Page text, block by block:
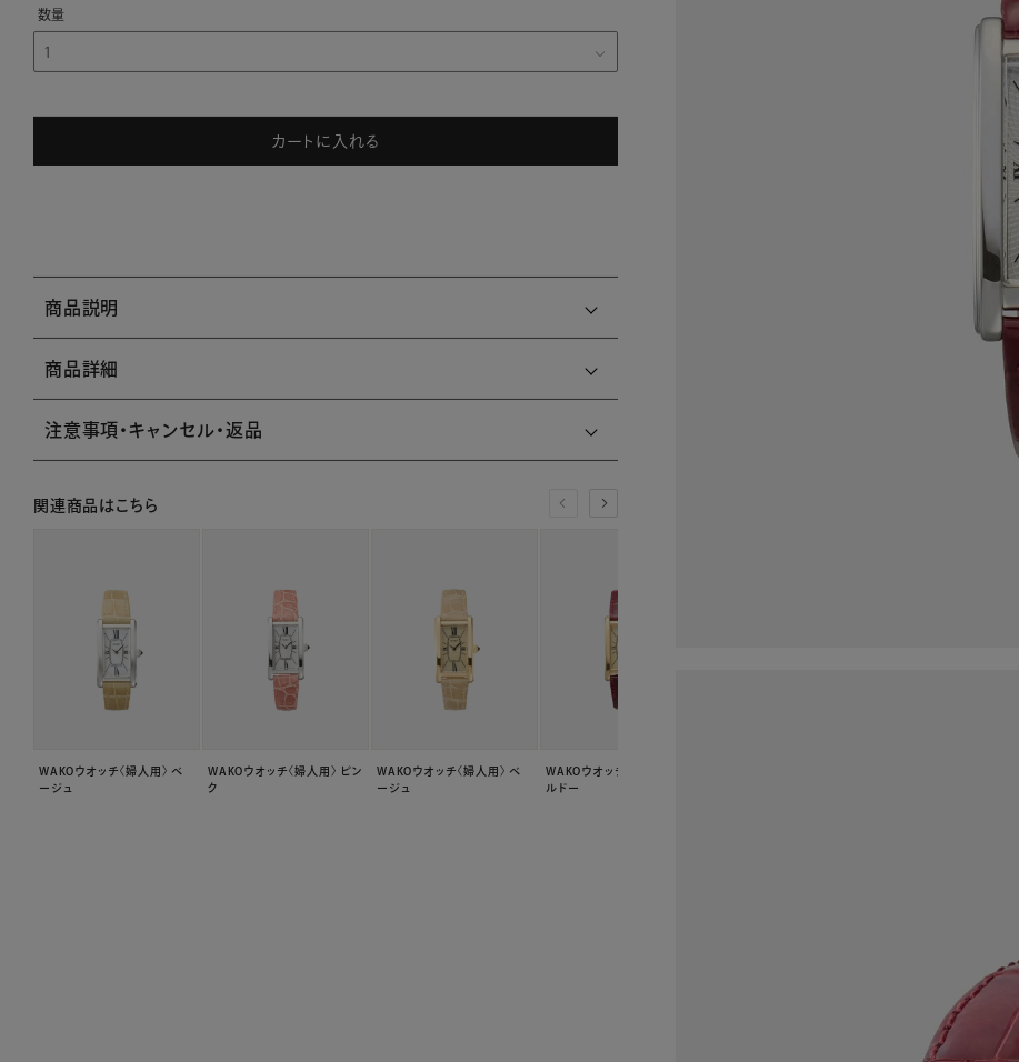
カートに入れる
商品説明
商品詳細
注意事項・キャンセル・返品
関連商品はこちら
WAKOウオッチ〈婦人用〉 ベ
ージュ
WAKOウオッチ〈婦人用〉 ピン
ク
WAKOウオッチ〈婦人用〉 ベ
ージュ
WAKOウオッチ〈婦人用〉 ボ
ルドー